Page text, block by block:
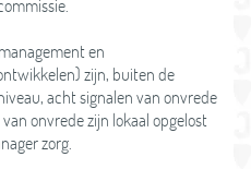
en
zijn, buiten de
acht signalen van onvrede
onvrede zijn lokaal opgelost
zorg.